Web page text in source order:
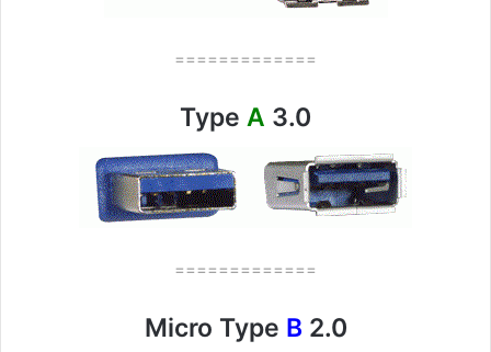
=============
Type A 3.0
=============
Micro Type B 2.0